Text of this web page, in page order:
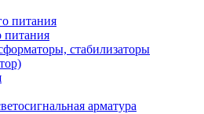
питания
питания
стабилизаторы
арматура